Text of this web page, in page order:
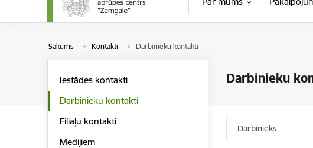
Sākums Kontakti Darbinieku kontakti
Darbinieku
Iestādes kontakti
Darbinieku kontakti
Filiāļu kontakti
Medijiem
Darbinieks